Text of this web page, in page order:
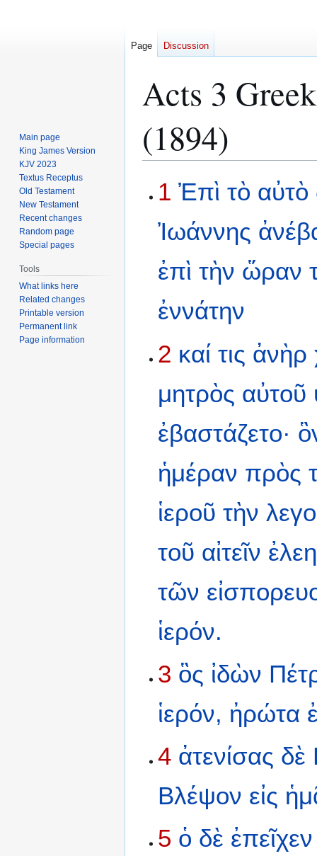
Acts 3
(1894)
toto
1 Ἐπὶ τὸ αὐτὸ
Ἰωάννης
ἐπὶ τὴν ὥραν
ἐννάτην
2 καί τις ἀνὴρ
μητρὸς αὐτοῦ
ἐβαστάζετο·
ἡμέραν πρὸς
ἱεροῦ τὴν
τοῦ αἰτεῖν
τῶν
ἱερόν.
3 ὃς ἰδὼν
ἱερόν, ἠρώτα
4 ἀτενίσας δὲ
Βλέψον εἰς
5 ὁ δὲ ἐπεῖχεν
Page Discussion
Main page
King James Version
KJV 2023
Textus Receptus
Old Testament
New Testament
Recent changes
Random page
Special pages
Tools
What links here
Related changes
Printable version
Permanent link
Page information